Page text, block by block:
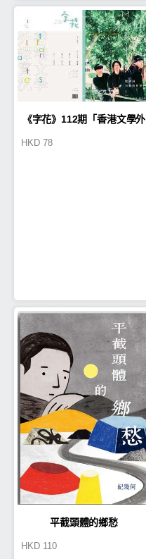
《字花》112期「香港文學外
HKD 78
平截頭體的鄉愁
HKD 110